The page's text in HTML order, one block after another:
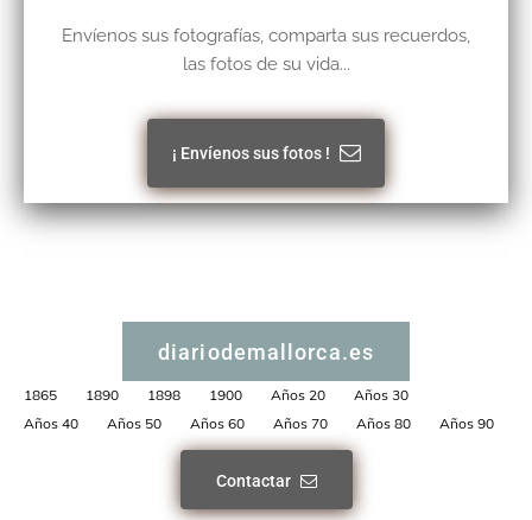
Envíenos sus fotografías, comparta sus recuerdos,
las fotos de su vida...
¡ Envíenos sus fotos !
diariodemallorca.es
1865 1890 1898 1900 Años 20
Años 30
Años 40
Años 50 Años 60 Años 70 Años 80 Años 90
Contactar